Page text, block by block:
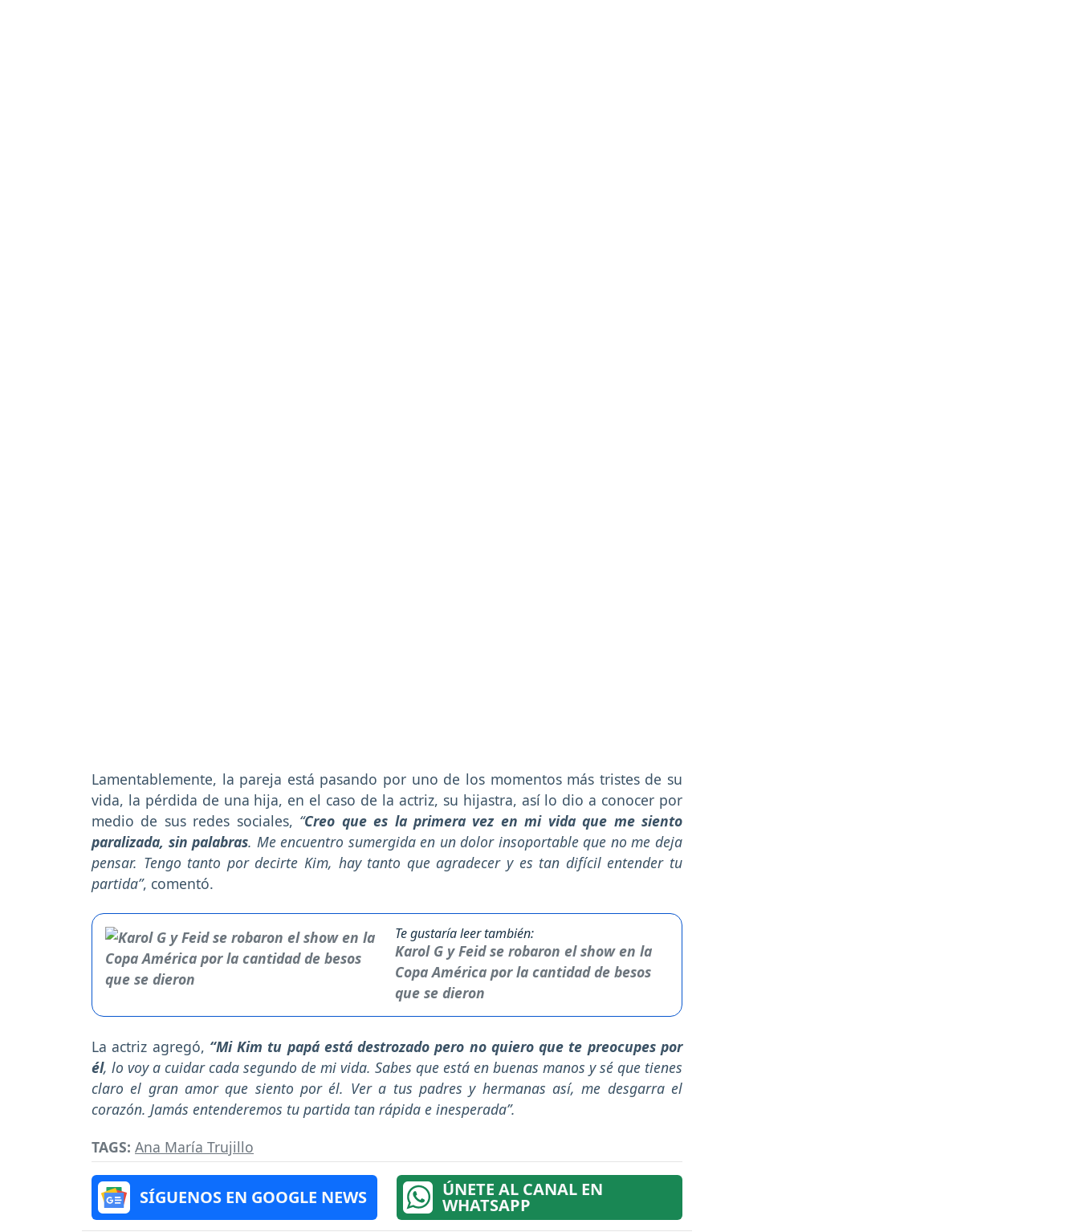
Lamentablemente, la pareja está pasando por uno de los momentos más tristes de su
vida, la pérdida de una hija, en el caso de la actriz, su hijastra, así lo dio a conocer por
medio de sus redes sociales, “Creo que es la primera vez en mi vida que me siento
paralizada, sin palabras. Me encuentro sumergida en un dolor insoportable que no me deja
pensar. Tengo tanto por decirte Kim, hay tanto que agradecer y es tan difícil entender tu
partida”, comentó.
Te gustaría leer también:
Karol G y Feid se robaron el show en la
Copa América por la cantidad de besos
que se dieron
La actriz agregó, “Mi Kim tu papá está destrozado pero no quiero que te preocupes por
él, lo voy a cuidar cada segundo de mi vida. Sabes que está en buenas manos y sé que tienes
claro el gran amor que siento por él. Ver a tus padres y hermanas así, me desgarra el
corazón. Jamás entenderemos tu partida tan rápida e inesperada”.
TAGS: Ana María Trujillo
SÍGUENOS EN GOOGLE NEWS ÚNETE AL CANAL EN
WHATSAPP